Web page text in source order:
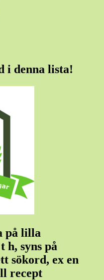
i denna lista!
på lilla
h, syns på
sökord, ex en
recept